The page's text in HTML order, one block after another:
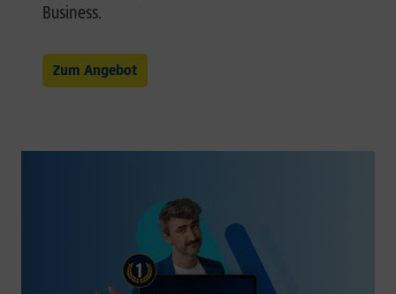
Business.
Zum Angebot